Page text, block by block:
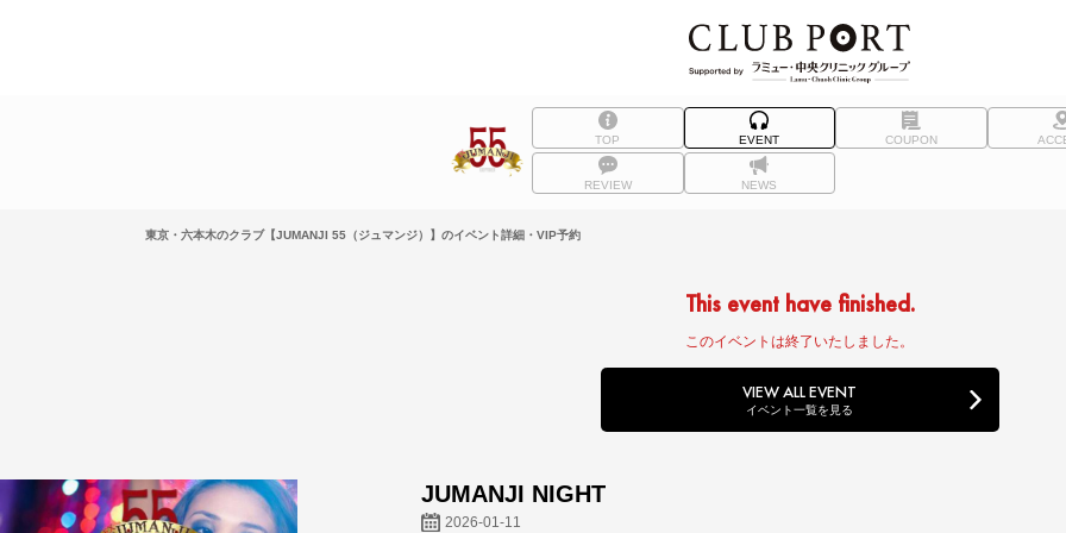
TOP EVENT COUPON
REVIEW NEWS
東京・六本木のクラブ【JUMANJI 55（ジュマンジ）】のイベント詳細・VIP予約
This event have finished.
このイベントは終了いたしました。
VIEW ALL EVENT
イベント一覧を見る
JUMANJI NIGHT
2026-01-11